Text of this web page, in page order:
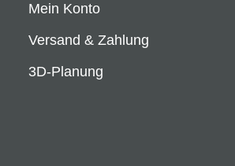
Mein Konto
Versand & Zahlung
3D-Planung